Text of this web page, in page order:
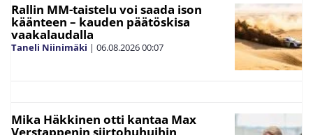
Rallin MM-taistelu voi saada ison
käänteen – kauden päätöskisa
vaakalaudalla
Taneli Niinimäki | 06.08.202600:07
Mika Häkkinen otti kantaa Max
Verstappenin siirtohuhuihin